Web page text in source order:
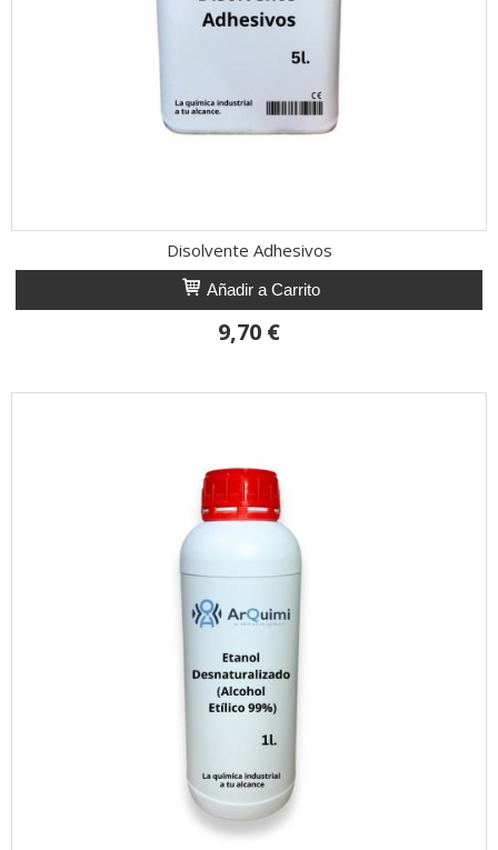
Disolvente Adhesivos
Añadir a Carrito
9,70 €